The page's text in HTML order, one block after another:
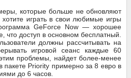
которые больше не обновляют
играть в свои любимые игры
GeForce Now — хорошее
что доступ в основном бесплатный.
должны рассчитывать на
игровой сеанс каждые 60
проблемы, найдет более-менее
пакете Priority примерно за 8 евро в
до 6 часов.